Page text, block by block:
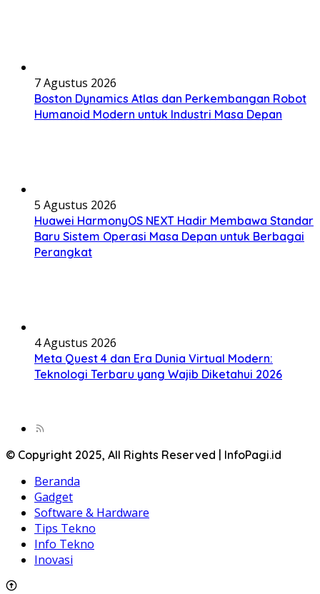
7 Agustus 2026
Boston Dynamics Atlas dan Perkembangan Robot
Humanoid Modern untuk Industri Masa Depan
5 Agustus 2026
Huawei HarmonyOS NEXT Hadir Membawa Standar
Baru Sistem Operasi Masa Depan untuk Berbagai
Perangkat
4 Agustus 2026
Meta Quest 4 dan Era Dunia Virtual Modern:
Teknologi Terbaru yang Wajib Diketahui 2026
© Copyright 2025, All Rights Reserved | InfoPagi.id
Beranda
Gadget
Software & Hardware
Tips Tekno
Info Tekno
Inovasi